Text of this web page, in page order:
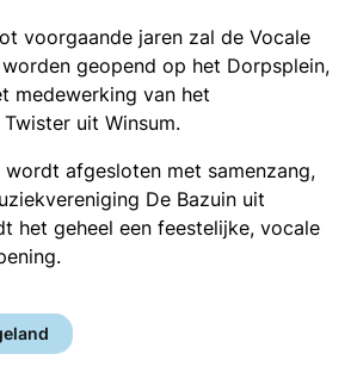
voorgaande jaren zal de Vocale
geopend op het Dorpsplein,
medewerking van het
uit Winsum.
wordt afgesloten met samenzang,
De Bazuin uit
het geheel een feestelijke, vocale